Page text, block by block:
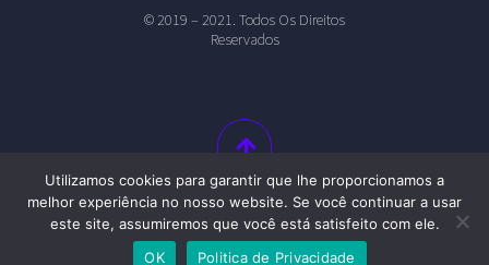
© 2019 – 2021. Todos Os Direitos
Reservados
Utilizamos cookies para garantir que lhe proporcionamos a
melhor experiência no nosso website. Se você continuar a usar
este site, assumiremos que você está satisfeito com ele.
OK
Politica de Privacidade